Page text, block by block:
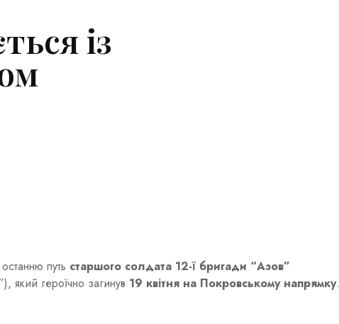
із
путь старшого солдата 12-ї бригади “Азов”
який героїчно загинув 19 квітня на Покровському напрямку.